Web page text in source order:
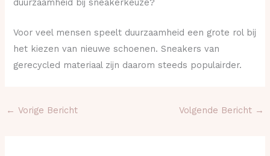
duurzaamheid bij sneakerkeuze?
Voor veel mensen speelt duurzaamheid een grote rol bij
het kiezen van nieuwe schoenen. Sneakers van
gerecycled materiaal zijn daarom steeds populairder.
← Vorige Bericht Volgende Bericht →